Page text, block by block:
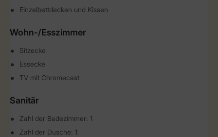
Einzelbettdecken und Kissen
Wohn-/Esszimmer
Sitzecke
Essecke
TV mit Chromecast
Sanitär
Zahl der Badezimmer: 1
Zahl der Dusche: 1